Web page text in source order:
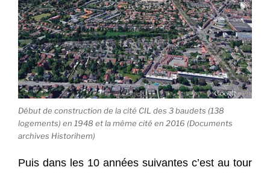
Début de construction de la cité CIL des 3 baudets (138
logements) en 1948 et la même cité en 2016 (Documents
archives Historihem)
Puis dans les 10 années suivantes c’est au tour